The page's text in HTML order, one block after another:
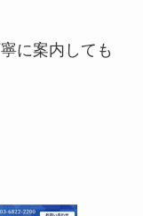
に案内しても